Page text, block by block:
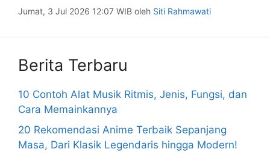
Jumat, 3 Jul 2026 12:07 WIB oleh Siti Rahmawati
Berita Terbaru
10 Contoh Alat Musik Ritmis, Jenis, Fungsi, dan
Cara Memainkannya
20 Rekomendasi Anime Terbaik Sepanjang
Masa, Dari Klasik Legendaris hingga Modern!